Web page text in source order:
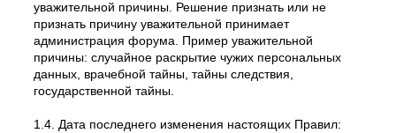
уважительной причины. Решение признать или не
признать причину уважительной принимает
администрация форума. Пример уважительной
причины: случайное раскрытие чужих персональных
данных, врачебной тайны, тайны следствия,
государственной тайны.
1.4. Дата последнего изменения настоящих Правил: